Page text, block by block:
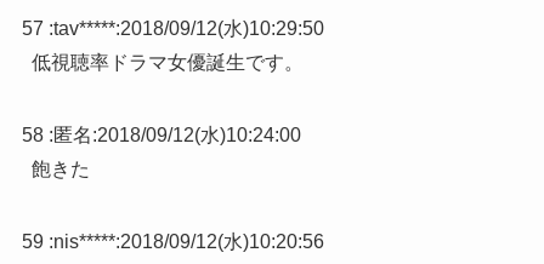
57 :tav*****:2018/09/12(水)10:29:50
低視聴率ドラマ女優誕生です。
58 :匿名:2018/09/12(水)10:24:00
飽きた
59 :nis*****:2018/09/12(水)10:20:56